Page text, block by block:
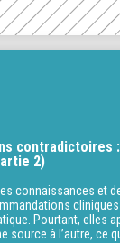
contradictoires
2)
connaissances et
Pourtant, elles
source à l’autre, ce